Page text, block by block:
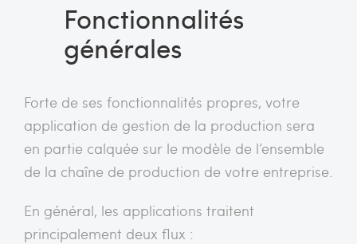
Fonctionnalités
générales
Forte de ses fonctionnalités propres, votre
application de gestion de la production sera
en partie calquée sur le modèle de l’ensemble
de la chaîne de production de votre entreprise.
En général, les applications traitent
principalement deux flux :